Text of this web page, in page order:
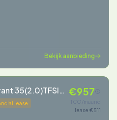
Bekijk aanbieding
35(2.0)TFSI
lease
€957
TCO/maand
lease €511